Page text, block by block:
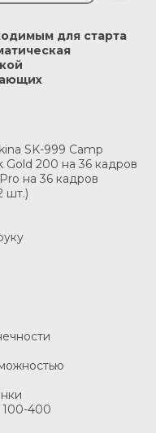
для старта
SK-999 Camp
Gold 200 на 36 кадров
на 36 кадров
шт.)
100-400